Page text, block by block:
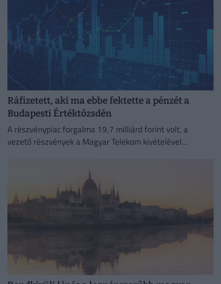
Ráfizetett, aki ma ebbe fektette a pénzét a
Budapesti Értéktőzsdén
A részvénypiac forgalma 19,7 milliárd forint volt, a
vezető részvények a Magyar Telekom kivételével